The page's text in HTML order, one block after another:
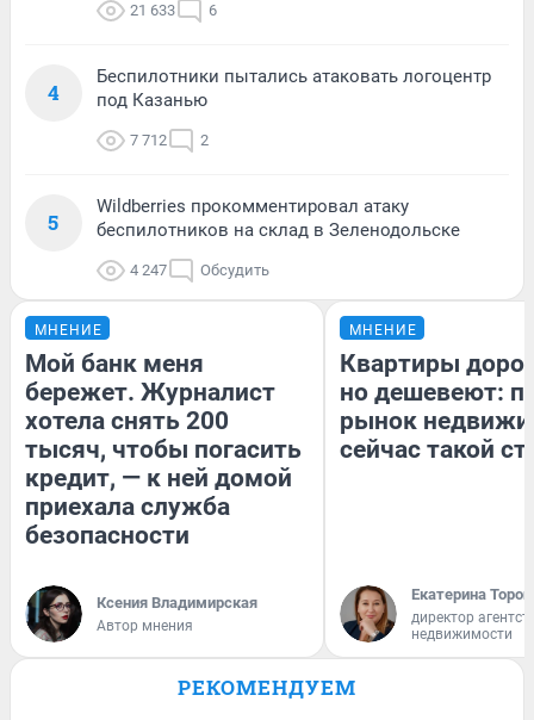
21 633 6
4
Беспилотники пытались атаковать логоцентр
под Казанью
7 712 2
5
Wildberries прокомментировал атаку
беспилотников на склад в Зеленодольске
4 247 Обсудить
МНЕНИЕ
Мой банк меня
бережет. Журналист
хотела снять 200
тысяч, чтобы погасить
кредит, — к ней домой
приехала служба
безопасности
Ксения Владимирская
Автор мнения
МНЕНИЕ
Квартиры
но дешевеют:
рынок
сейчас такой
Екатерина
директор
недвижимости
РЕКОМЕНДУЕМ